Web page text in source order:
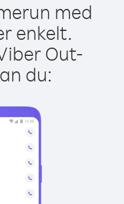
med
enkelt.
Out-
du: